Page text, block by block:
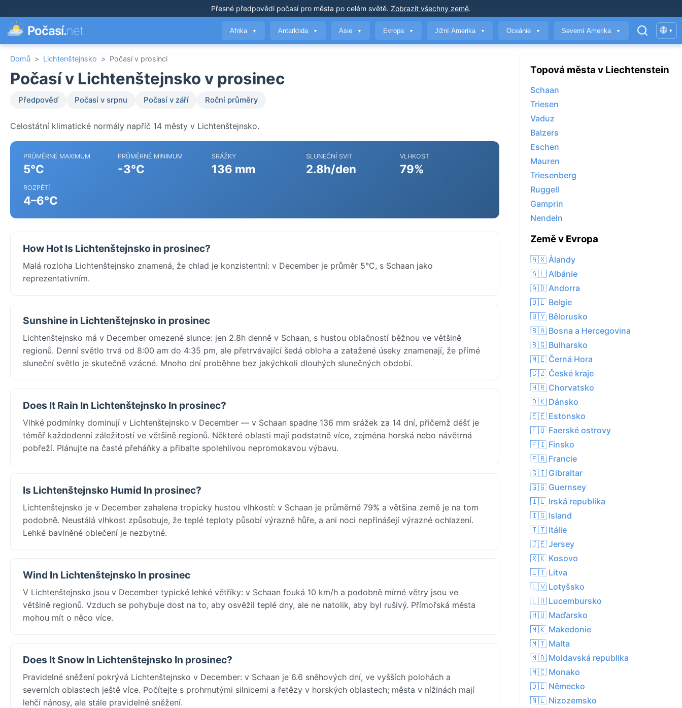
Přesné předpovědi počasípro města po celém světě. Zobrazit všechny země.
Počasí.net Afrika ▼ Antarktida ▼ Asie ▼ Evropa ▼ Jižní Amerika ▼ Oceánie ▼ Severní Amerika ▼ 🌐 ▾
Domů > Lichtenštejnsko > Počasí v prosinci
Počasí v Lichtenštejnsko v prosinec
Předpověď Počasí v srpnu Počasí v září Roční průměry
Celostátní klimatické normály napříč 14 městy v Lichtenštejnsko.
PRŮMĚRNÉ MAXIMUM
5°C
PRŮMĚRNÉ MINIMUM
-3°C
SRÁŽKY
136 mm
SLUNEČNÍ SVIT
2.8h/den
VLHKOST
79%
ROZPĚTÍ
4–6°C
How Hot Is Lichtenštejnsko in prosinec?
Malá rozloha Lichtenštejnsko znamená, že chlad je konzistentní: v December je průměr 5°C, s Schaan jako
reprezentativním.
Sunshine in Lichtenštejnsko in prosinec
Lichtenštejnsko má v December omezené slunce: jen 2.8h denně v Schaan, s hustou oblačností běžnou ve většině
regionů. Denní světlo trvá od 8:00 am do 4:35 pm, ale přetrvávající šedá obloha a zatažené úseky znamenají, že přímé
sluneční světlo je skutečně vzácné. Mnoho dní proběhne bez jakýchkoli dlouhých slunečných období.
Does It Rain In Lichtenštejnsko In prosinec?
Vlhké podmínky dominují v Lichtenštejnsko v December — v Schaan spadne 136 mm srážek za 14 dní, přičemž déšť je
téměř každodenní záležitostí ve většině regionů. Některé oblasti mají podstatně více, zejména horská nebo návětrná
pobřeží. Plánujte na časté přeháňky a přibalte spolehlivou nepromokavou výbavu.
Is Lichtenštejnsko Humid In prosinec?
Lichtenštejnsko je v December zahalena tropicky hustou vlhkostí: v Schaan je průměrně 79% a většina země je na tom
podobně. Neustálá vlhkost způsobuje, že teplé teploty působí výrazně hůře, a ani noci nepřinášejí výrazné ochlazení.
Lehké bavlněné oblečení je nezbytné.
Wind In Lichtenštejnsko In prosinec
V Lichtenštejnsko jsou v December typické lehké větříky: v Schaan fouká 10 km/h a podobně mírné větry jsou ve
většině regionů. Vzduch se pohybuje dost na to, aby osvěžil teplé dny, ale ne natolik, aby byl rušivý. Přímořská města
mohou mít o něco více.
Does It Snow In Lichtenštejnsko In prosinec?
Pravidelné sněžení pokrývá Lichtenštejnsko v December: v Schaan je 6.6 sněhových dní, ve vyšších polohách a
severních oblastech ještě více. Počítejte s prohrnutými silnicemi a řetězy v horských oblastech; města v nížinách mají
lehčí nánosy, ale stále pravidelné sněžení.
Topová města v Liechtenstein
Schaan
Triesen
Vaduz
Balzers
Eschen
Mauren
Triesenberg
Ruggell
Gamprin
Nendeln
Země v Evropa
🇦🇽 Ålandy
🇦🇱 Albánie
🇦🇩 Andorra
🇧🇪 Belgie
🇧🇾 Bělorusko
🇧🇦 Bosna a Hercegovina
🇧🇬 Bulharsko
🇲🇪 Černá Hora
🇨🇿 České kraje
🇭🇷 Chorvatsko
🇩🇰 Dánsko
🇪🇪 Estonsko
🇫🇴 Faerské ostrovy
🇫🇮 Finsko
🇫🇷 Francie
🇬🇮 Gibraltar
🇬🇬 Guernsey
🇮🇪 Irská republika
🇮🇸 Island
🇮🇹 Itálie
🇯🇪 Jersey
🇽🇰 Kosovo
🇱🇹 Litva
🇱🇻 Lotyšsko
🇱🇺 Lucembursko
🇭🇺 Maďarsko
🇲🇰 Makedonie
🇲🇹 Malta
🇲🇩 Moldavská republika
🇲🇨 Monako
🇩🇪 Německo
🇳🇱 Nizozemsko